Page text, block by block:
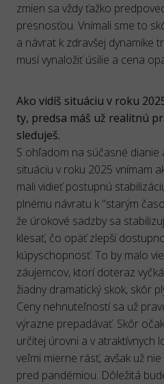
zmien sa vždy ťažko
presnosťou. Vnímali sme to
a návrat k zdravšej dynamike
musí vynaložiť úsilie a cena
Ako vidíš situáciu v roku
ty, predsa máš už realitnú
sleduješ.
S ohľadom na súčasné
situáciu v roku 2025 vnímam
mali vidieť postupnú
plnému návratu k "starým
že úrokové sadzby sa
klesať, čo opäť zlepší
kúpyschopnosť. To by malo
záujemcov, ktorí doteraz
žiadny dramatický skok, skôr
Ceny nehnuteľností sa už
výrazne prepadávať. Skôr
určitej úrovni a v atraktívnych
veľmi mierne rásť, avšak už
pred pandémiou. Dôležitá